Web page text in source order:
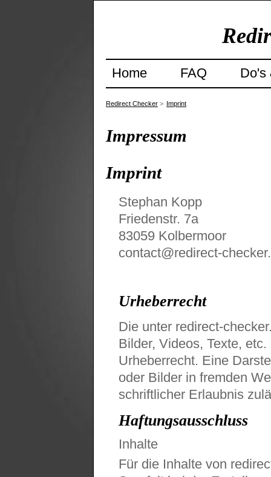
Home FAQ Do's
Redirect Checker > Imprint
Impressum
Imprint
Stephan Kopp
Friedenstr. 7a
83059 Kolbermoor
contact@redirect-
Urheberrecht
Die unter redirect-
Bilder, Videos, Texte,
Urheberrecht. Eine
oder Bilder in fremden
schriftlicher Erlaubnis
Haftungsausschluss
Inhalte
Für die Inhalte von